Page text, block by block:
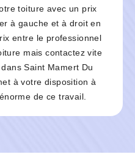
toiture avec un prix
à gauche et à droit en
entre le professionnel
mais contactez vite
Saint Mamert Du
à votre disposition à
de ce travail.